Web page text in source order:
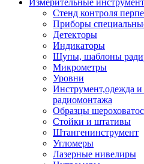
Измерительные
Стенд контроля
Приборы
Детекторы
Индикаторы
Щупы, шаблоны
Микрометры
Уровни
Инструмент,одежда и
радиомонтажа
Образцы
Стойки и штативы
Штангенинструмент
Угломеры
Лазерные нивелиры